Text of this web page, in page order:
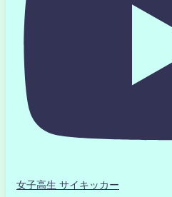
女子高生 サイキッカー